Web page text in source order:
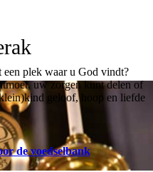
een plek waar u God vindt?
uw zorgen kunt delen of
geloof, hoop en liefde
de voedselbank